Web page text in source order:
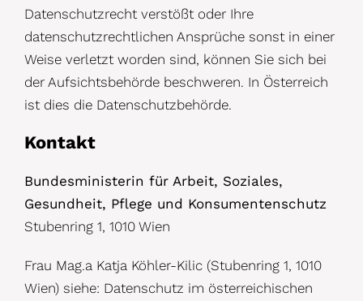
Datenschutzrecht verstößt oder Ihre
datenschutzrechtlichen Ansprüche sonst in einer
Weise verletzt worden sind, können Sie sich bei
der Aufsichtsbehörde beschweren. In Österreich
ist dies die Datenschutzbehörde.
Kontakt
Bundesministerin für Arbeit, Soziales,
Gesundheit, Pflege und Konsumentenschutz
Stubenring 1, 1010 Wien
Frau Mag.a Katja Köhler-Kilic (Stubenring 1, 1010
Wien) siehe: Datenschutz im österreichischen